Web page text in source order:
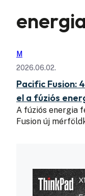
M
2026.06.02.
Pacific Fusion:
el a fúziós
A fúziós energia
Fusion új